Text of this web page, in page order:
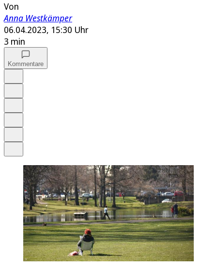
Von
Anna Westkämper
06.04.2023, 15:30 Uhr
3 min
Kommentare